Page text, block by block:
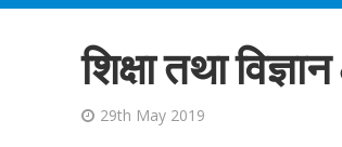
शिक्षा तथा
29th May 2019